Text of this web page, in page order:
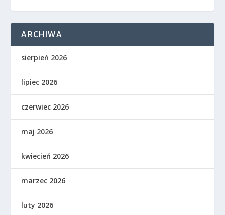
ARCHIWA
sierpień 2026
lipiec 2026
czerwiec 2026
maj 2026
kwiecień 2026
marzec 2026
luty 2026